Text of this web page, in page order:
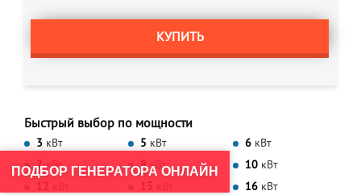
КУПИТЬ
Быстрый выбор по мощности
3 кВт 5 кВт 6 кВт
7 кВт 8 кВт 10 кВт
12
15 16 кВт
ПОДБОР ГЕНЕРАТОРА ОНЛАЙН